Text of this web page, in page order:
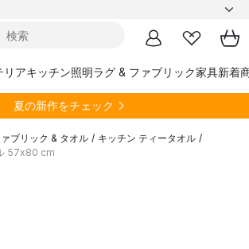
リアキッチン照明ラグ & ファブリック家具新着
夏の新作をチェック
ブリック & タオル / キッチン ティータオル /
57x80 cm